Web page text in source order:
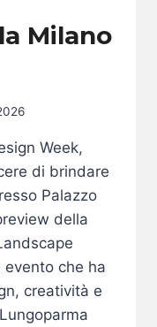
Milano
Week,
di brindare
Palazzo
della
che ha
creatività e